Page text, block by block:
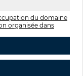
du domaine
organisée dans